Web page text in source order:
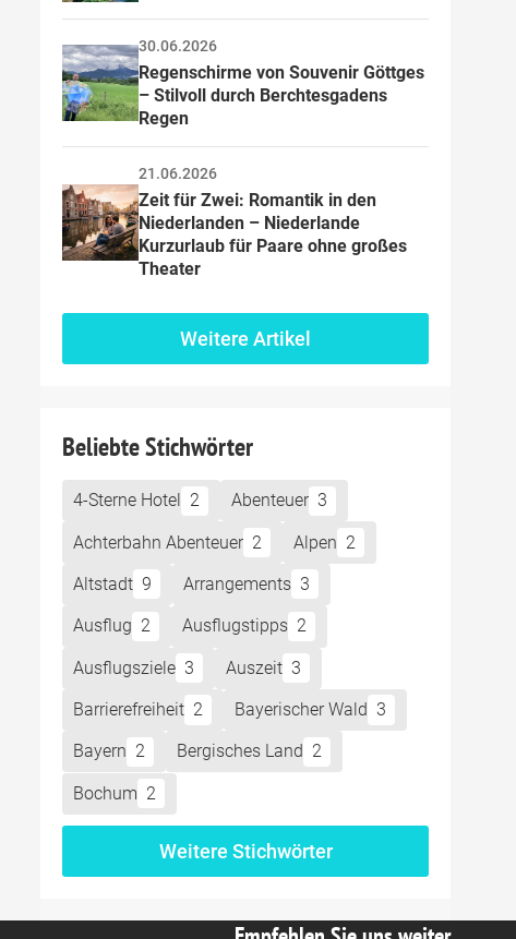
30.06.2026
Regenschirme von Souvenir Göttges
– Stilvoll durch Berchtesgadens
Regen
21.06.2026
Zeit für Zwei: Romantik in den
Niederlanden – Niederlande
Kurzurlaub für Paare ohne großes
Theater
Weitere Artikel
Beliebte Stichwörter
4-Sterne Hotel 2 Abenteuer 3
Achterbahn Abenteuer 2 Alpen 2
Altstadt 9 Arrangements 3
Ausflug 2 Ausflugstipps 2
Ausflugsziele 3 Auszeit 3
Barrierefreiheit 2 Bayerischer Wald 3
Bayern 2 Bergisches Land 2
Bochum 2
Weitere Stichwörter